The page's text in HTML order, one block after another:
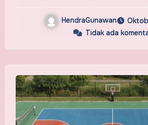
HendraGunawan
Tidak ada